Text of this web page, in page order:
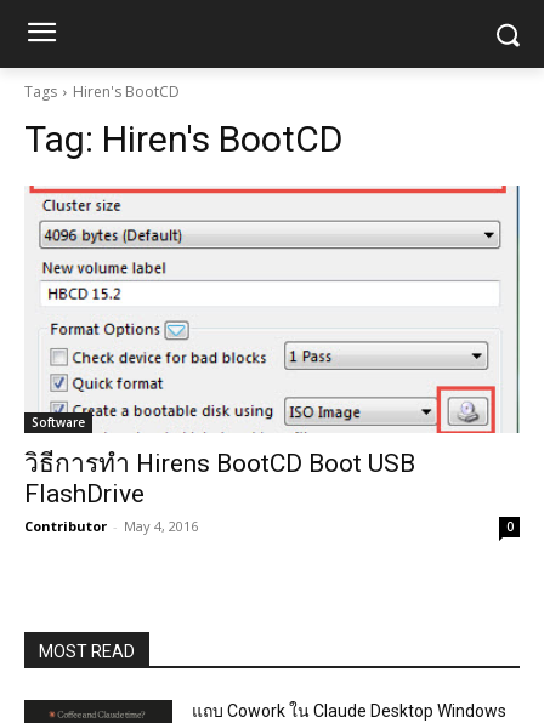
Tags Hiren's BootCD
Tag: Hiren's BootCD
Software
วิธีการทำ Hirens BootCD Boot USB
FlashDrive
Contributor - May 4, 2016 0
MOST READ
แถบ Cowork ใน Claude Desktop Windows